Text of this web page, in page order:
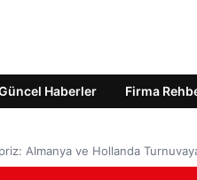
Haberler Firma
Almanya ve Hollanda